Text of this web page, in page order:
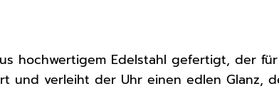
hochwertigem Edelstahl gefertigt, der
und verleiht der Uhr einen edlen Glanz,